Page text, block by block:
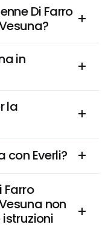
Di Farro
in
la
Everli?
Farro
non